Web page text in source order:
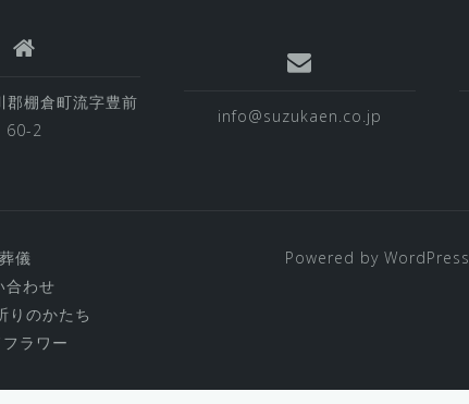
郡棚倉町流字豊前
60-2
info@suzukaen.co.jp
儀
合わせ
りのかたち
ラワー
Powered by WordPress